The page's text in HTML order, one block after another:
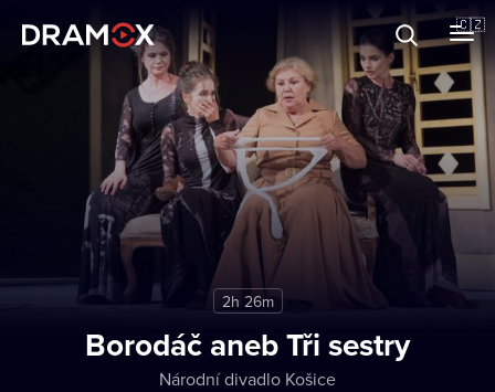
🇨🇿
Dárkové poukazy
Registrujte se
2h 26m
Borodáč aneb Tři sestry
Národní divadlo Košice